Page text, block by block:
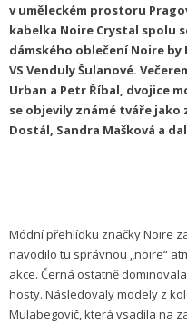
v uměleckém prostoru
kabelka Noire Crystal spolu
dámského oblečení Noire by
VS Venduly Šulanové.
Urban a Petr Říbal, dvojice
se objevily známé tváře
Dostál, Sandra Mašková a
Módní přehlídku značky Noire
navodilo tu správnou „noire“
akce. Černá ostatně
hosty. Následovaly modely z
Mulabegovič, která vsadila na